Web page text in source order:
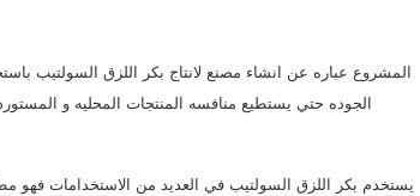
المشروع عباره عن انشاء مصنع لانتاج بكر اللزق السولتيب
الجوده حتي يستطيع منافسه المنتجات المحليه و
يستخدم بكر اللزق السولتيب في العديد من الاستخدامات فهو